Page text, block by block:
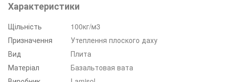
Характеристики
Щільність
100кг/м3
Призначення
Утеплення плоского даху
Вид
Плита
Матеріал
Базальтовая вата